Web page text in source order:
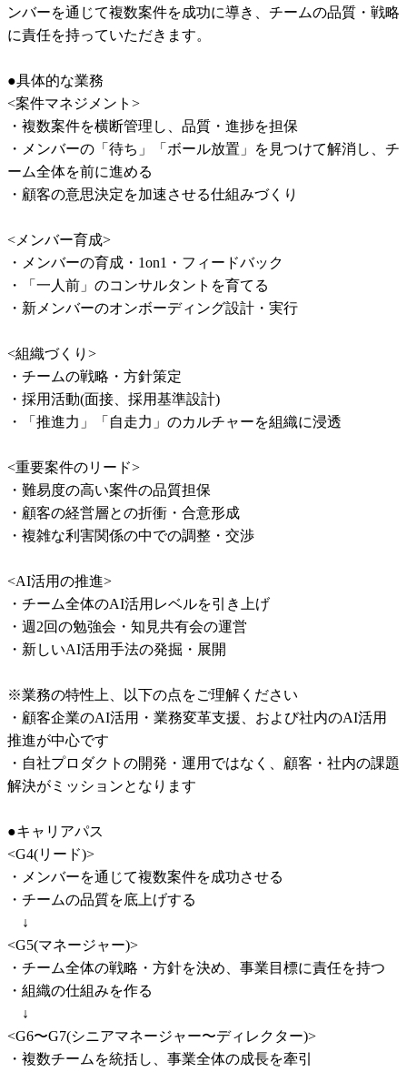
ンバーを通じて複数案件を成功に導き、チームの品質・戦略
に責任を持っていただきます。
●具体的な業務
<案件マネジメント>
・複数案件を横断管理し、品質・進捗を担保
・メンバーの「待ち」「ボール放置」を見つけて解消し、チ
ーム全体を前に進める
・顧客の意思決定を加速させる仕組みづくり
<メンバー育成>
・メンバーの育成・1on1・フィードバック
・「一人前」のコンサルタントを育てる
・新メンバーのオンボーディング設計・実行
<組織づくり>
・チームの戦略・方針策定
・採用活動(面接、採用基準設計)
・「推進力」「自走力」のカルチャーを組織に浸透
<重要案件のリード>
・難易度の高い案件の品質担保
・顧客の経営層との折衝・合意形成
・複雑な利害関係の中での調整・交渉
<AI活用の推進>
・チーム全体のAI活用レベルを引き上げ
・週2回の勉強会・知見共有会の運営
・新しいAI活用手法の発掘・展開
※業務の特性上、以下の点をご理解ください
・顧客企業のAI活用・業務変革支援、および社内のAI活用
推進が中心です
・自社プロダクトの開発・運用ではなく、顧客・社内の課題
解決がミッションとなります
●キャリアパス
<G4(リード)>
・メンバーを通じて複数案件を成功させる
・チームの品質を底上げする
↓
<G5(マネージャー)>
・チーム全体の戦略・方針を決め、事業目標に責任を持つ
・組織の仕組みを作る
↓
<G6〜G7(シニアマネージャー〜ディレクター)>
・複数チームを統括し、事業全体の成長を牽引